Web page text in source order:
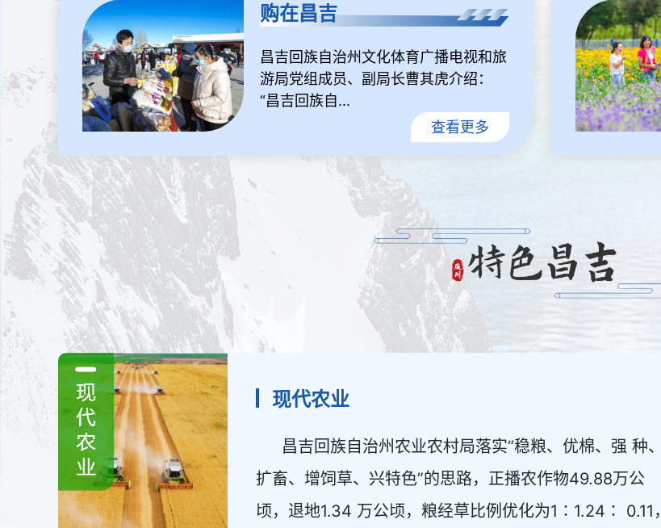
购在昌吉
昌吉回族自治州文化体育广播电视和旅
游局党组成员、副局长曹其虎介绍：
“昌吉回族自...
查看更多
现代农业
昌吉回族自治州农业农村局落实“稳粮、优棉、强 种、
扩畜、增饲草、兴特色”的思路，正播农作物49.88万公
顷，退地1.34 万公顷，粮经草比例优化为1∶1.24∶ 0.11，